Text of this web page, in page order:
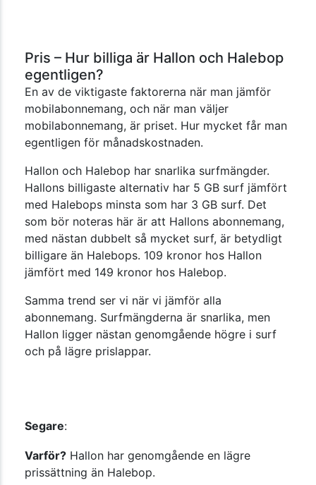
Pris – Hur billiga är Hallon och Halebop
egentligen?
En av de viktigaste faktorerna när man jämför
mobilabonnemang, och när man väljer
mobilabonnemang, är priset. Hur mycket får man
egentligen för månadskostnaden.
Hallon och Halebop har snarlika surfmängder.
Hallons billigaste alternativ har 5 GB surf jämfört
med Halebops minsta som har 3 GB surf. Det
som bör noteras här är att Hallons abonnemang,
med nästan dubbelt så mycket surf, är betydligt
billigare än Halebops. 109 kronor hos Hallon
jämfört med 149 kronor hos Halebop.
Samma trend ser vi när vi jämför alla
abonnemang. Surfmängderna är snarlika, men
Hallon ligger nästan genomgående högre i surf
och på lägre prislappar.
Segare:
Varför? Hallon har genomgående en lägre
prissättning än Halebop.